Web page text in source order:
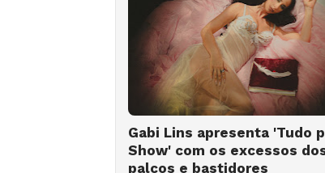
Gabi Lins apresenta 'Tudo
Show' com os excessos
palcos e bastidores